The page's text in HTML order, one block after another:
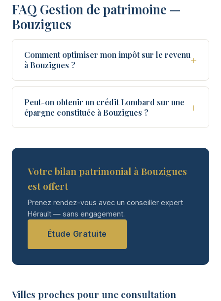
FAQ Gestion de patrimoine —
Bouzigues
Comment optimiser mon impôt sur le revenu
à Bouzigues ?
+
Peut-on obtenir un crédit Lombard sur une
épargne constituée à Bouzigues ?
+
Votre bilan patrimonial à Bouzigues
est offert
Prenez rendez-vous avec un conseiller expert
Hérault — sans engagement.
Étude Gratuite
Villes proches pour une consultation